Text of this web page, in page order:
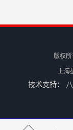
版权所
上
技术支持：